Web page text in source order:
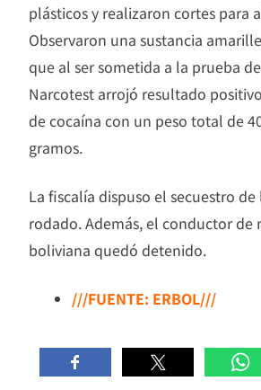
plásticos y realizaron cortes para
Observaron una sustancia
que al ser sometida a la prueba
Narcotest arrojó resultado
de cocaína con un peso total de
gramos.
La fiscalía dispuso el secuestro
rodado. Además, el conductor de
boliviana quedó detenido.
///FUENTE: ERBOL///